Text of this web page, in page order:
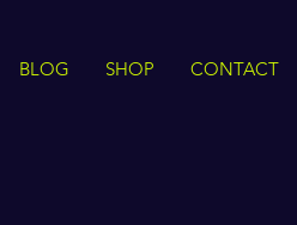
BLOG SHOP CONTACT